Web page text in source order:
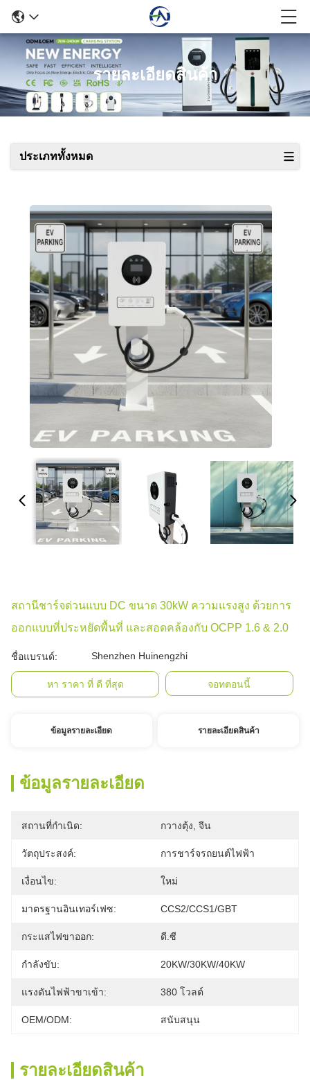
รายละเอียดสินค้า
ประเภททั้งหมด
สถานีชาร์จด่วนแบบ DC ขนาด 30kW ความแรงสูง ด้วยการ
ออกแบบที่ประหยัดพื้นที่ และสอดคล้องกับ OCPP 1.6 & 2.0
ชื่อแบรนด์: Shenzhen Huinengzhi
หา ราคา ที่ ดี ที่สุด จอทตอนนี้
ข้อมูลรายละเอียด รายละเอียดสินค้า
ข้อมูลรายละเอียด
สถานที่กำเนิด: กวางตุ้ง, จีน
วัตถุประสงค์: การชาร์จรถยนต์ไฟฟ้า
เงื่อนไข: ใหม่
มาตรฐานอินเทอร์เฟซ: CCS2/CCS1/GBT
กระแสไฟขาออก: ดี.ซี
กำลังขับ: 20KW/30KW/40KW
แรงดันไฟฟ้าขาเข้า: 380 โวลต์
OEM/ODM: สนับสนุน
รายละเอียดสินค้า